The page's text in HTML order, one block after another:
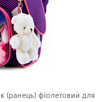
(ранець) фіолетовий для